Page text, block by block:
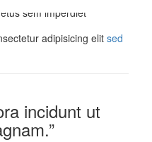
adipisicing elit sed
incidunt ut